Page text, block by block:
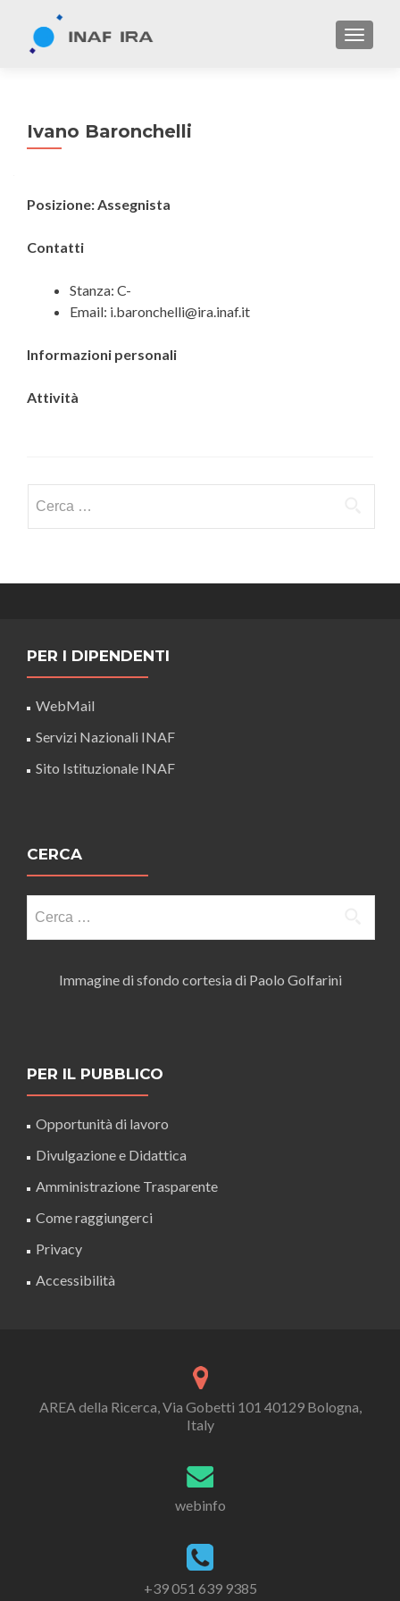
Ivano Baronchelli
Posizione: Assegnista
Contatti
Stanza: C-
Email: i.baronchelli@ira.inaf.it
Informazioni personali
Attività
per:
PER I DIPENDENTI
WebMail
Servizi Nazionali INAF
Sito Istituzionale INAF
CERCA
per:
Immagine di sfondo cortesia di Paolo Golfarini
PER IL PUBBLICO
Opportunità di lavoro
Divulgazione e Didattica
Amministrazione Trasparente
Come raggiungerci
Privacy
Accessibilità
AREA della Ricerca, Via Gobetti 101 40129 Bologna,
Italy
webinfo
+39 051 639 9385